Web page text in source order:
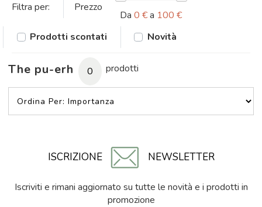
Filtra per: Prezzo
Da0 €a 100 €
Prodotti scontati
Novità
The pu-erh 0 prodotti
ISCRIZIONE NEWSLETTER
Iscriviti e rimani aggiornato su tutte le novità e i prodotti in
promozione